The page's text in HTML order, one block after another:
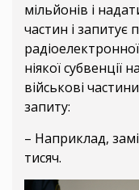
мільйонів і
частин і запитує
ніякої субвенції
військові
запиту:
– Наприклад,
тисяч.